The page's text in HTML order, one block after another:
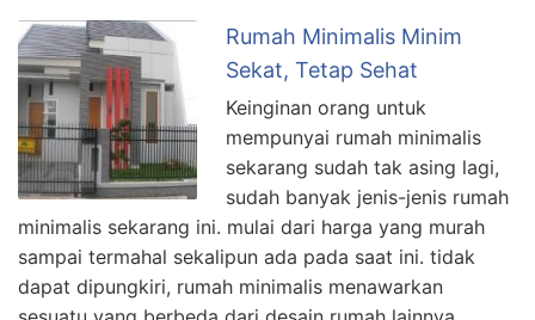
Rumah Minimalis Minim
Sekat, Tetap Sehat
Keinginan orang untuk
mempunyai rumah minimalis
sekarang sudah tak asing lagi,
sudah banyak jenis-jenis rumah
minimalis sekarang ini. mulai dari harga yang murah
sampai termahal sekalipun ada pada saat ini. tidak
dapat dipungkiri, rumah minimalis menawarkan